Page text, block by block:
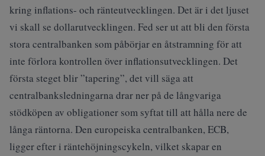
kring inflations- och ränteutvecklingen. Det är i det ljuset
vi skall se dollarutvecklingen. Fed ser ut att bli den första
stora centralbanken som påbörjar en åtstramning för att
inte förlora kontrollen över inflationsutvecklingen. Det
första steget blir ”tapering”, det vill säga att
centralbanksledningarna drar ner på de långvariga
stödköpen av obligationer som syftat till att hålla nere de
långa räntorna. Den europeiska centralbanken, ECB,
ligger efter i räntehöjningscykeln, vilket skapar en